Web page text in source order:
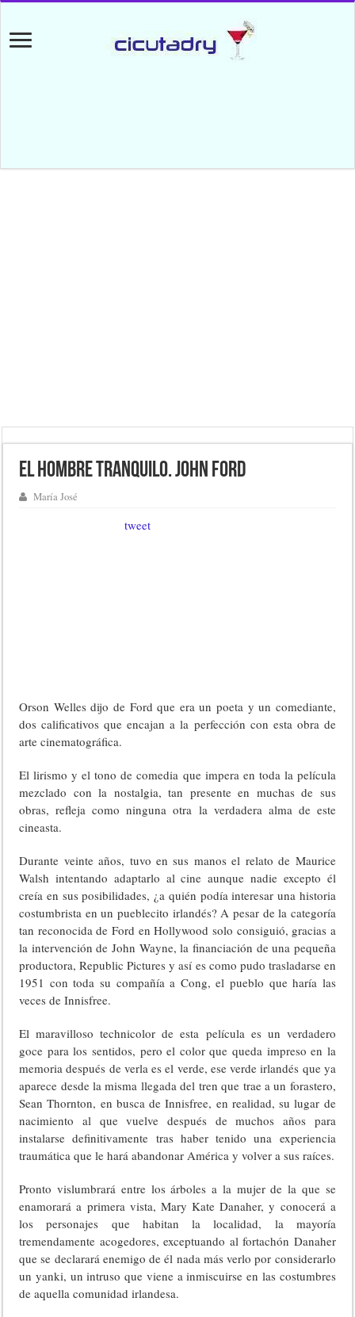
El hombre tranquilo. John Ford
María José
tweet
Orson Welles dijo de Ford que era un poeta y un comediante,
dos calificativos que encajan a la perfección con esta obra de
arte cinematográfica.
El lirismo y el tono de comedia que impera en toda la película
mezclado con la nostalgia, tan presente en muchas de sus
obras, refleja como ninguna otra la verdadera alma de este
cineasta.
Durante veinte años, tuvo en sus manos el relato de Maurice
Walsh intentando adaptarlo al cine aunque nadie excepto él
creía en sus posibilidades, ¿a quién podía interesar una historia
costumbrista en un pueblecito irlandés? A pesar de la categoría
tan reconocida de Ford en Hollywood solo consiguió, gracias a
la intervención de John Wayne, la financiación de una pequeña
productora, Republic Pictures y así es como pudo trasladarse en
1951 con toda su compañía a Cong, el pueblo que haría las
veces de Innisfree.
El maravilloso technicolor de esta película es un verdadero
goce para los sentidos, pero el color que queda impreso en la
memoria después de verla es el verde, ese verde irlandés que ya
aparece desde la misma llegada del tren que trae a un forastero,
Sean Thornton, en busca de Innisfree, en realidad, su lugar de
nacimiento al que vuelve después de muchos años para
instalarse definitivamente tras haber tenido una experiencia
traumática que le hará abandonar América y volver a sus raíces.
Pronto vislumbrará entre los árboles a la mujer de la que se
enamorará a primera vista, Mary Kate Danaher, y conocerá a
los personajes que habitan la localidad, la mayoría
tremendamente acogedores, exceptuando al fortachón Danaher
que se declarará enemigo de él nada más verlo por considerarlo
un yanki, un intruso que viene a inmiscuirse en las costumbres
de aquella comunidad irlandesa.